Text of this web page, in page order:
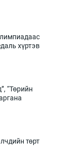
хүртэв
“Төрийн
төрт